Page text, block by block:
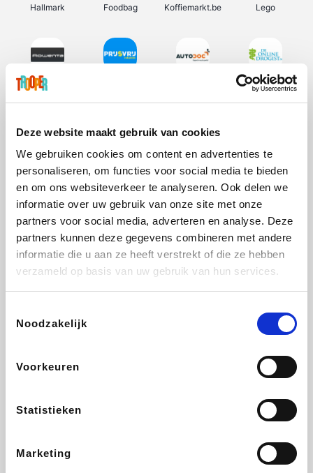
Deze website maakt gebruik van cookies
We gebruiken cookies om content en advertenties te
personaliseren, om functies voor social media te bieden
en om ons websiteverkeer te analyseren. Ook delen we
informatie over uw gebruik van onze site met onze
partners voor social media, adverteren en analyse. Deze
partners kunnen deze gegevens combineren met andere
informatie die u aan ze heeft verstrekt of die ze hebben
verzameld op basis van uw gebruik van hun services.
Noodzakelijk
Voorkeuren
Statistieken
Marketing
Hallmark Foodbag Koffiemarkt.be Lego
Rowenta De Online Drogist
Vidaxl Lampenlicht.be Plopsa
Adidas
DectDirect
Ibood SupraBazar